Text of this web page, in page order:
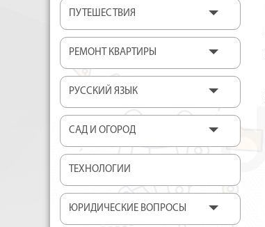
ПУТЕШЕСТВИЯ
РЕМОНТ КВАРТИРЫ
РУССКИЙ ЯЗЫК
САД И ОГОРОД
ТЕХНОЛОГИИ
ЮРИДИЧЕСКИЕ ВОПРОСЫ